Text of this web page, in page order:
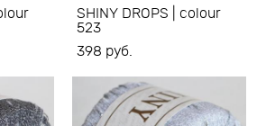
SHINY DROPS | colour
523
398 pуб.